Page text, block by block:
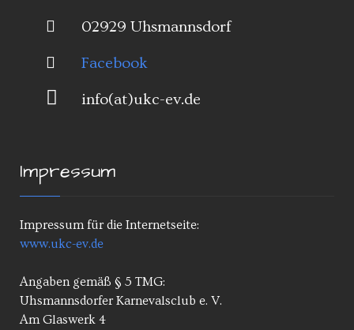
02929 Uhsmannsdorf
Facebook
info(at)ukc-ev.de
Impressum
Impressum für die Internetseite:
www.ukc-ev.de
Angaben gemäß § 5 TMG:
Uhsmannsdorfer Karnevalsclub e. V.
Am Glaswerk 4